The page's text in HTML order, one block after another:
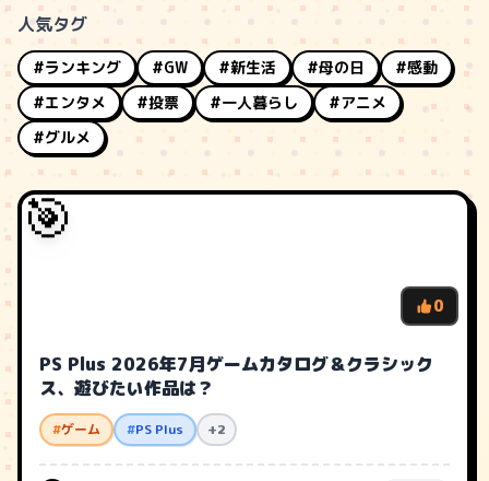
人気タグ
#ランキング #GW #新生活 #母の日
#感動
#エンタメ
#投票 #一人暮らし
#アニメ
#グルメ
🎯
0
PS Plus 2026年7月ゲームカタログ＆クラシック
ス、遊びたい作品は？
#ゲーム #PS Plus +2